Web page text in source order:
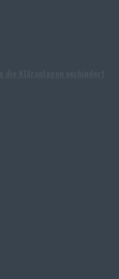
Kläranlagen verhindert